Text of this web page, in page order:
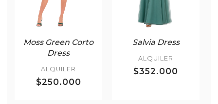
Moss Green Corto
Dress
ALQUILER
$250.000
Salvia Dress
ALQUILER
$352.000